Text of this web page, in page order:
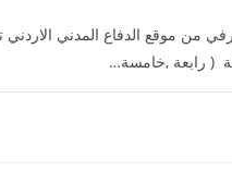
من موقع الدفاع المدني
رابعة ,خامسة…